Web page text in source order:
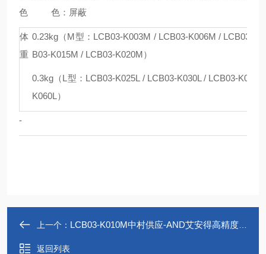
色
色：屏蔽
体
重
0.23kg（M型：LCB03-K003M / LCB03-K006M / LCB03-
B03-K015M / LCB03-K020M）
0.3kg（L型：LCB03-K025L / LCB03-K030L / LCB03-K035L
K060L）
-
上一个： LCB03-K010M中村供应-AND艾安得高精度称重传感器
返回列表